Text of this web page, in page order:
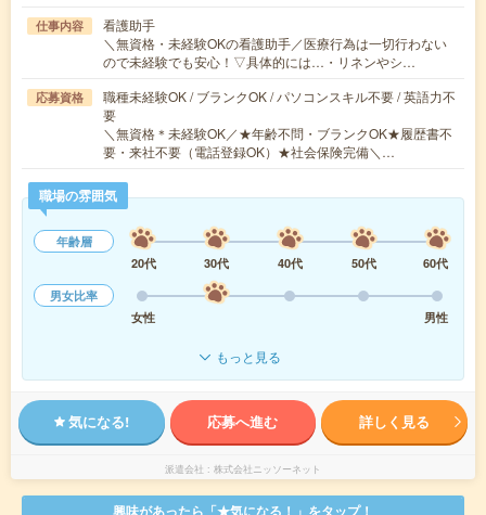
仕事内容
看護助手
＼無資格・未経験OKの看護助手／医療行為は一切行わない
ので未経験でも安心！▽具体的には…・リネンやシ…
応募資格
職種未経験OK / ブランクOK / パソコンスキル不要 / 英語力不
要
＼無資格＊未経験OK／★年齢不問・ブランクOK★履歴書不
要・来社不要（電話登録OK）★社会保険完備＼…
職場の雰囲気
年齢層
20代
30代 40代 50代
60代
男女比率
女性
男性
もっと見る
気になる! 応募へ進む 詳しく見る
派遣会社 株式会社ニッソーネット
興味があったら「★気になる！」をタップ！